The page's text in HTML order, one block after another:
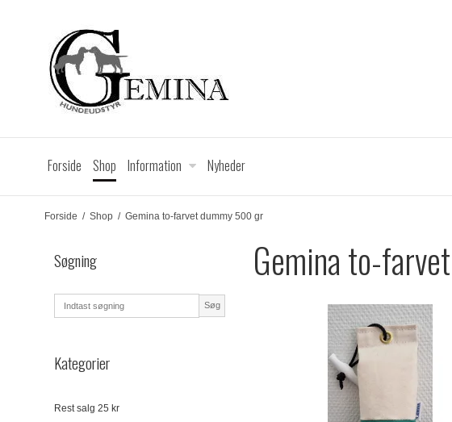
Forside Shop Information Nyheder
Forside / Shop / Gemina to-farvet dummy 500 gr
Søgning
Søg
Kategorier
Rest salg 25 kr
Gemina to-